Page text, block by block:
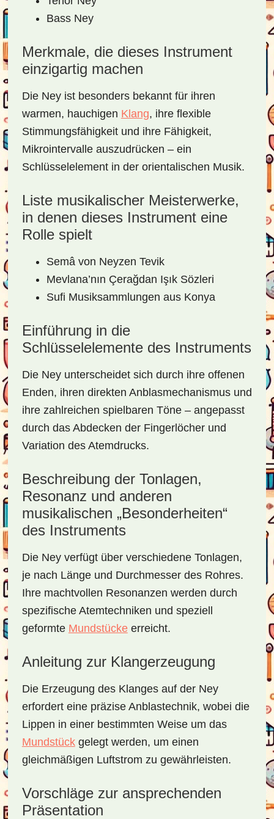
Bass Ney
Merkmale, die dieses Instrument
einzigartig machen
Die Ney ist besonders bekannt für ihren
warmen, hauchigen Klang, ihre flexible
Stimmungsfähigkeit und ihre Fähigkeit,
Mikrointervalle auszudrücken – ein
Schlüsselelement in der orientalischen Musik.
Liste musikalischer Meisterwerke,
in denen dieses Instrument eine
Rolle spielt
Semâ von Neyzen Tevik
Mevlana’nın Çerağdan Işık Sözleri
Sufi Musiksammlungen aus Konya
Einführung in die
Schlüsselelemente des Instruments
Die Ney unterscheidet sich durch ihre offenen
Enden, ihren direkten Anblasmechanismus und
ihre zahlreichen spielbaren Töne – angepasst
durch das Abdecken der Fingerlöcher und
Variation des Atemdrucks.
Beschreibung der Tonlagen,
Resonanz und anderen
musikalischen „Besonderheiten“
des Instruments
Die Ney verfügt über verschiedene Tonlagen,
je nach Länge und Durchmesser des Rohres.
Ihre machtvollen Resonanzen werden durch
spezifische Atemtechniken und speziell
geformte Mundstückeerreicht.
Anleitung zur Klangerzeugung
Die Erzeugung des Klanges auf der Ney
erfordert eine präzise Anblastechnik, wobei die
Lippen in einer bestimmten Weise um das
Mundstückgelegt werden, um einen
gleichmäßigen Luftstrom zu gewährleisten.
Vorschläge zur ansprechenden
Präsentation